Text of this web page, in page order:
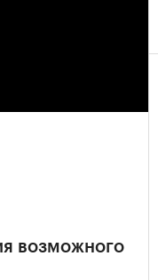
возможного